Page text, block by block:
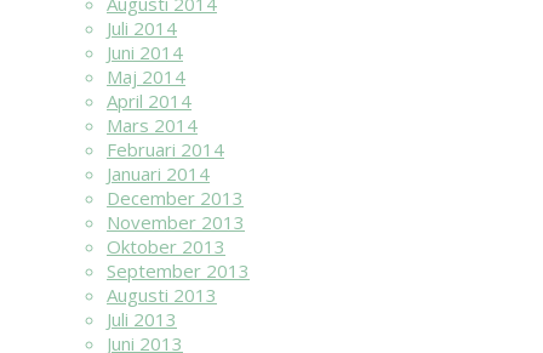
Juli 2014
Juni 2014
Maj 2014
April 2014
Mars 2014
Februari 2014
Januari 2014
December 2013
November 2013
Oktober 2013
September 2013
Augusti 2013
Juli 2013
Juni 2013